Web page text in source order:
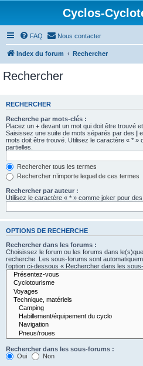
Cyclos-
FAQ Nous contacter
Index du forum Rechercher
Rechercher
RECHERCHER
Recherche par mots-clés :
Placez un + devant un mot qui doit être trouvé
Saisissez une suite de mots séparés par des |
mots doit être trouvé. Utilisez le caractère « * »
partielles.
Rechercher tous les termes
Rechercher n’importe lequel de ces termes
Rechercher par auteur :
Utilisez le caractère « * » comme joker pour
OPTIONS DE RECHERCHE
Rechercher dans les forums :
Choisissez le forum ou les forums dans
recherche. Les sous-forums sont
l’option ci-dessous « Rechercher dans les
Rechercher dans les sous-forums :
Oui
Non